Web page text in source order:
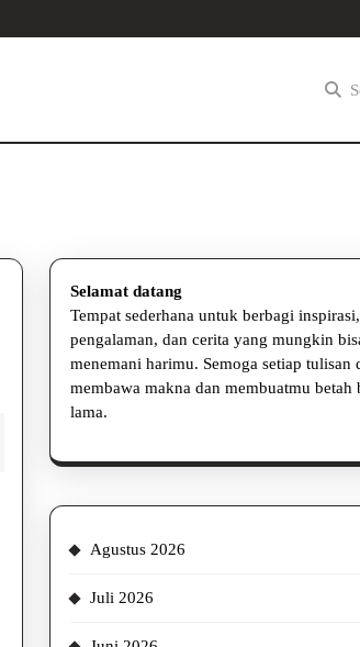
Selamat datang
Tempat sederhana untuk berbagi inspirasi,
pengalaman, dan cerita yang mungkin
menemani harimu. Semoga setiap tulisan
membawa makna dan membuatmu betah
lama.
Agustus 2026
Juli 2026